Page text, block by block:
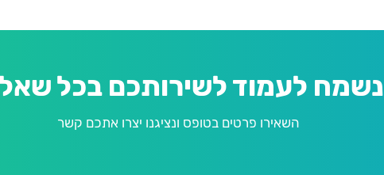
נשמח לעמוד לשירותכם בכל
השאירו פרטים בטופס ונציגנו יצרו אתכם קשר